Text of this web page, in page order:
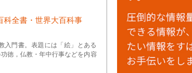
科全書・世界大百科事
入門書。表題には「絵」とある
徳，仏教・年中行事などを内容